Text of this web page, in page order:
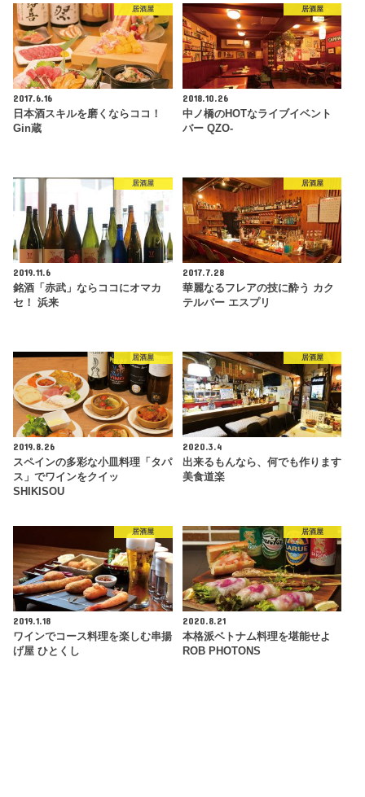
居酒屋
2017.6.16
日本酒スキルを磨くならココ！
Gin蔵
居酒屋
2018.10.26
中ノ橋のHOTなライブイベント
バー QZO-
居酒屋
2019.11.6
銘酒「赤武」ならココにオマカ
セ！ 浜来
居酒屋
2017.7.28
華麗なるフレアの技に酔う カク
テルバー エスプリ
居酒屋
2019.8.26
スペインの多彩な小皿料理「タパ
ス」でワインをクイッ
SHIKISOU
居酒屋
2020.3.4
出来るもんなら、何でも作ります
美食道楽
居酒屋
2019.1.18
ワインでコース料理を楽しむ串揚
げ屋 ひとくし
居酒屋
2020.8.21
本格派ベトナム料理を堪能せよ
ROB PHOTONS